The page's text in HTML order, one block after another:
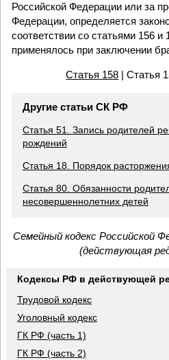
Российской Федерации или за
Федерации, определяется
соответствии со статьями 156 и
применялось при заключении
Статья 158 | Статья
Другие статьи СК РФ
Статья 51. Запись родителей
рождений
Статья 18. Порядок
Статья 80. Обязанности
несовершеннолетних детей
Семейный кодекс Российской
(действующая
Кодексы РФ в действующей
Трудовой кодекс
Уголовный кодекс
ГК РФ (часть 1)
ГК РФ (часть 2)